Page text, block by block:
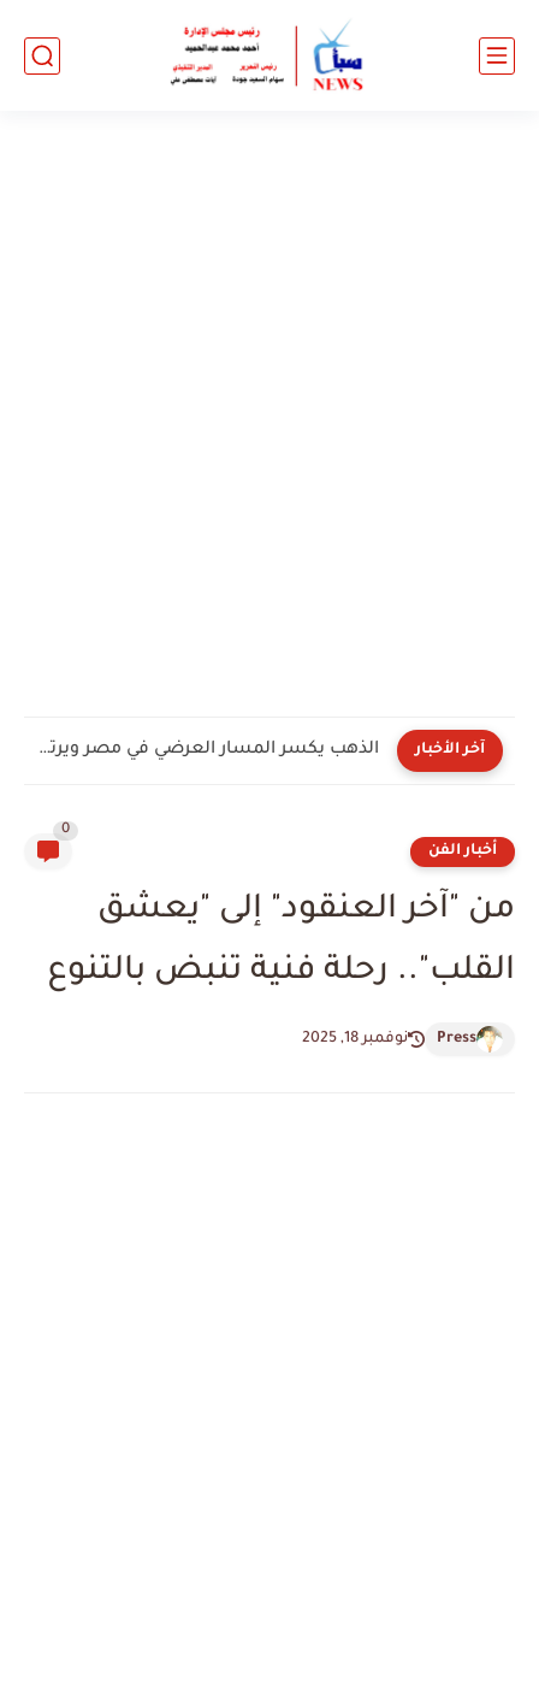
آخر الأخبار الذهب يكسر المسار العرضي في مصر ويرتفع 160 جنيها.. وتعافي...
أخبار الفن
0
من "آخر العنقود" إلى "يعشق
القلب".. رحلة فنية تنبض بالتنوع
Press نوفمبر 18, 2025